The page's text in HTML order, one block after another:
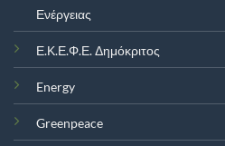
Ενέργειας
Ε.Κ.Ε.Φ.Ε. Δημόκριτος
Energy
Greenpeace